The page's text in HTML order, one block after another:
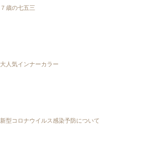
７歳の七五三
大人気インナーカラー
新型コロナウイルス感染予防について